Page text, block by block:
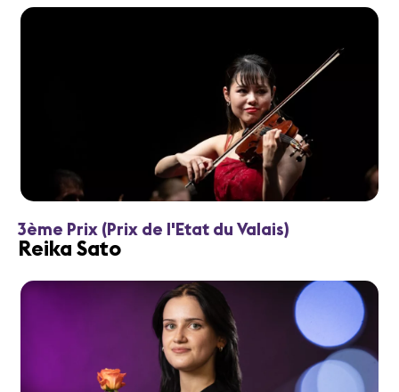
3ème Prix (Prix de l'Etat du Valais)
Reika Sato